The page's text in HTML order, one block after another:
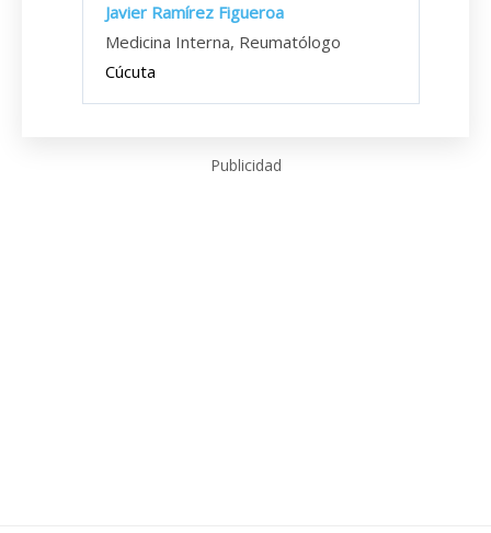
Javier Ramírez Figueroa
Medicina Interna, Reumatólogo
Cúcuta
Publicidad